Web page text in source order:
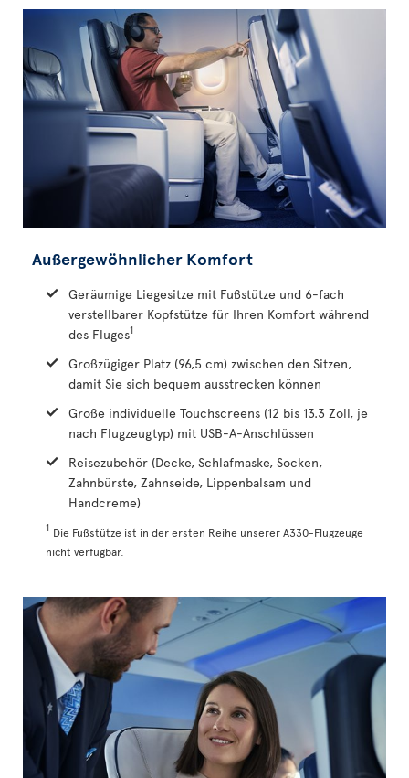
Außergewöhnlicher Komfort
Geräumige Liegesitze mit Fußstütze und 6-fach
verstellbarer Kopfstütze für Ihren Komfort während
des Fluges1
Großzügiger Platz (96,5 cm) zwischen den Sitzen,
damit Sie sich bequem ausstrecken können
Große individuelle Touchscreens (12 bis 13.3 Zoll, je
nach Flugzeugtyp) mit USB-A-Anschlüssen
Reisezubehör (Decke, Schlafmaske, Socken,
Zahnbürste, Zahnseide, Lippenbalsam und
Handcreme)
1 Die Fußstütze ist in der ersten Reihe unserer A330-Flugzeuge
nicht verfügbar.